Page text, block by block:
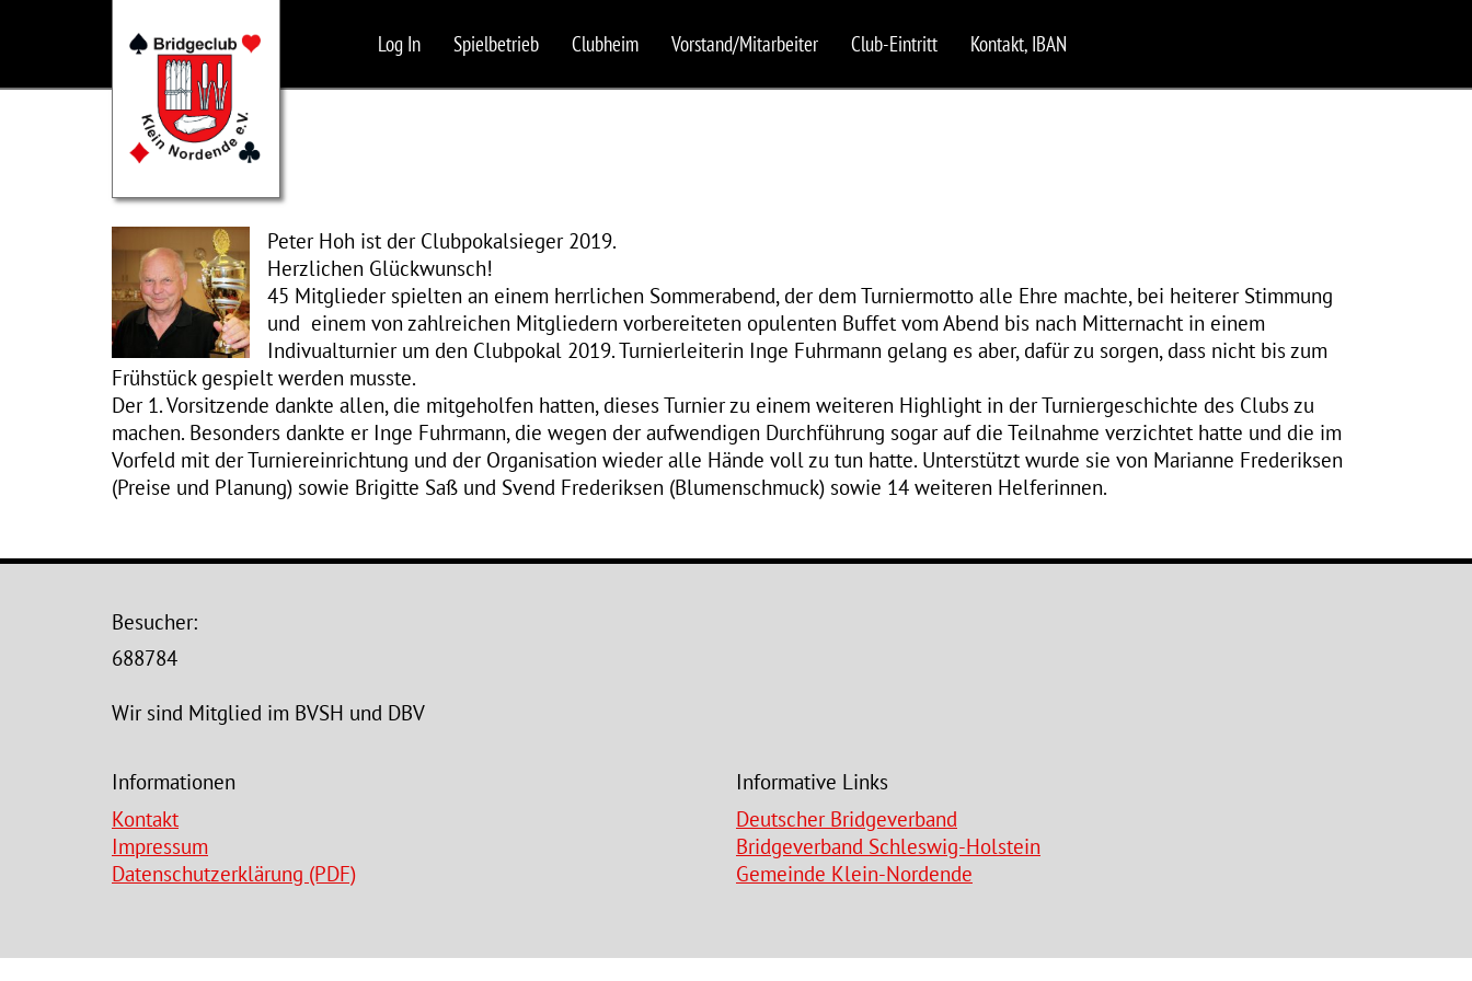
Log In Spielbetrieb Clubheim Vorstand/Mitarbeiter Club-Eintritt Kontakt, IBAN
Peter Hoh ist der Clubpokalsieger 2019.
Herzlichen Glückwunsch!
45 Mitglieder spielten an einem herrlichen Sommerabend, der dem Turniermotto alle Ehre machte, bei heiterer Stimmung
und einem von zahlreichen Mitgliedern vorbereiteten opulenten Buffet vom Abend bis nach Mitternacht in einem
Indivualturnier um den Clubpokal 2019. Turnierleiterin Inge Fuhrmann gelang es aber, dafür zu sorgen, dass nicht bis zum
Frühstück gespielt werden musste.
Der 1. Vorsitzende dankte allen, die mitgeholfen hatten, dieses Turnier zu einem weiteren Highlight in der Turniergeschichte des Clubs zu
machen. Besonders dankte er Inge Fuhrmann, die wegen der aufwendigen Durchführung sogar auf die Teilnahme verzichtet hatte und die im
Vorfeld mit der Turniereinrichtung und der Organisation wieder alle Hände voll zu tun hatte. Unterstützt wurde sie von Marianne Frederiksen
(Preise und Planung) sowie Brigitte Saß und Svend Frederiksen (Blumenschmuck) sowie 14 weiteren Helferinnen.
Besucher:
688784
Wir sind Mitglied im BVSH und DBV
Informationen
Kontakt
Impressum
Datenschutzerklärung (PDF)
Informative Links
Deutscher Bridgeverband
Bridgeverband Schleswig-Holstein
Gemeinde Klein-Nordende